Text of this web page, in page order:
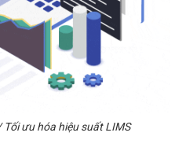
ưu hóa hiệu suất LIMS